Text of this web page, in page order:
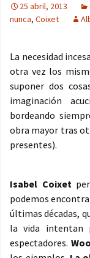
25 abril, 2013
nunca, Coixet
La necesidad
otra vez los
suponer dos
imaginación
bordeando
obra mayor tras
presentes).
Isabel Coixet
podemos
últimas décadas,
la vida intentan
espectadores.